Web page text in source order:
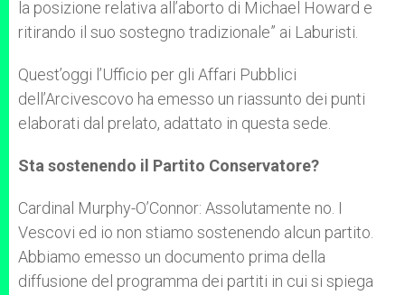
la posizione relativa all’aborto di Michael Howard e
ritirando il suo sostegno tradizionale” ai Laburisti.
Quest’oggi l’Ufficio per gli Affari Pubblici
dell’Arcivescovo ha emesso un riassunto dei punti
elaborati dal prelato, adattato in questa sede.
Sta sostenendo il Partito Conservatore?
Cardinal Murphy-O’Connor: Assolutamente no. I
Vescovi ed io non stiamo sostenendo alcun partito.
Abbiamo emesso un documento prima della
diffusione del programma dei partiti in cui si spiega